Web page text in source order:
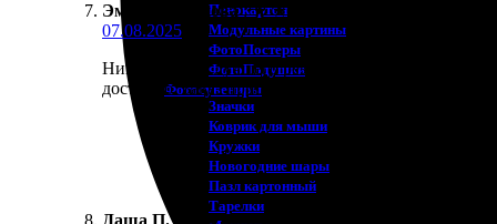
Пенокартон
Модульные картины
ФотоПостеры
ФотоПодушки
Фотоcувениры
Значки
Коврик для мыши
Кружки
Новогодние шары
Пазл картонный
Тарелки
Эмилия Агапова : ★ ★
07.08.2025
Никто не даст лучшего результата. Заказала
доступно. Заказ пришёл быстро, упаковка